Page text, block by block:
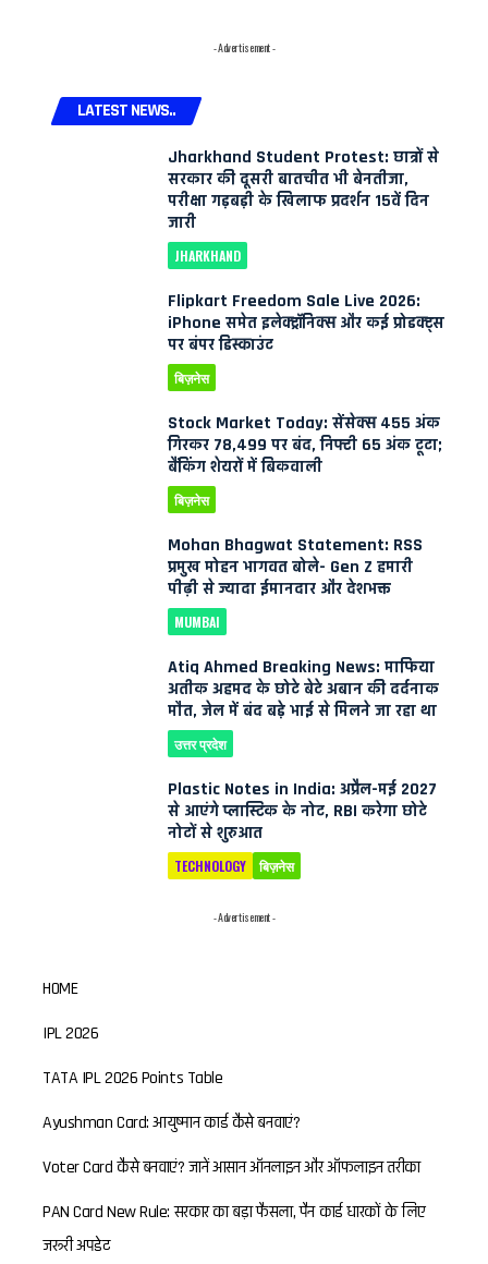
- Advertisement -
LATEST NEWS..
Jharkhand Student Protest: छात्रों से
सरकार की दूसरी बातचीत भी बेनतीजा,
परीक्षा गड़बड़ी के खिलाफ प्रदर्शन 15वें दिन
जारी
JHARKHAND
Flipkart Freedom Sale Live 2026:
iPhone समेत इलेक्ट्रॉनिक्स और कई प्रोडक्ट्स
पर बंपर डिस्काउंट
बिज़नेस
Stock Market Today: सेंसेक्स 455 अंक
गिरकर 78,499 पर बंद, निफ्टी 65 अंक टूटा;
बैंकिंग शेयरों में बिकवाली
बिज़नेस
Mohan Bhagwat Statement: RSS
प्रमुख मोहन भागवत बोले- Gen Z हमारी
पीढ़ी से ज्यादा ईमानदार और देशभक्त
MUMBAI
Atiq Ahmed Breaking News: माफिया
अतीक अहमद के छोटे बेटे अबान की दर्दनाक
मौत, जेल में बंद बड़े भाई से मिलने जा रहा था
उत्तर प्रदेश
Plastic Notes in India: अप्रैल-मई 2027
से आएंगे प्लास्टिक के नोट, RBI करेगा छोटे
नोटों से शुरुआत
TECHNOLOGY बिज़नेस
- Advertisement -
HOME
IPL 2026
TATA IPL 2026 Points Table
Ayushman Card: आयुष्मान कार्ड कैसे बनवाएं?
Voter Card कैसे बनवाएं? जानें आसान ऑनलाइन और ऑफलाइन तरीका
PAN Card New Rule: सरकार का बड़ा फैसला, पैन कार्ड धारकों के लिए
जरूरी अपडेट